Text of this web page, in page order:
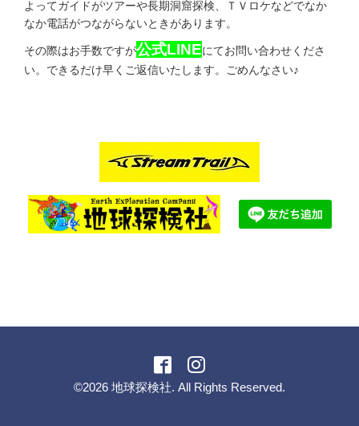
よってガイドがツアーや長期洞窟探検、ＴＶロケなどでなか
なか電話がつながらないときがあります。
その際はお手数ですが公式LINEにてお問い合わせくださ
い。できるだけ早くご返信いたします。ごめんなさい♪
©2026 地球探検社. All Rights Reserved.